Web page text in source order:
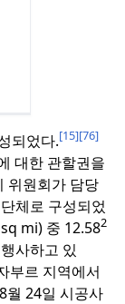
되었다.[15][76]
대한 관할권을
위원회가 담당
단체로 구성되었
mi) 중 12.582
사하고 있
부르 지역에서
월 24일 시공사